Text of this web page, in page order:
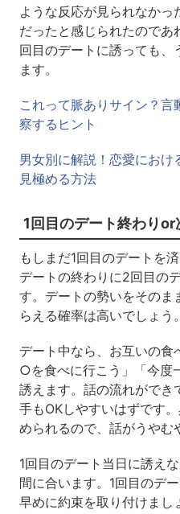
ような反応が見られなかっ
だったと感じられたので
回目のデートに誘っても、
ます。
これって脈ありサイン？
察するヒント
男女別に解説！恋愛におけ
見極める方法
1回目のデート終わりor
もしまだ1回目のデートを
デートの終わりに2回目の
す。デートの勢いをそのま
らえる確率は高いでしょう。
デート中なら、お互いの
○を食べに行こう」「今
誘えます。話の流れができ
手もOKしやすいはずです
められるので、話がうやむ
1回目のデート当日に誘え
間に合います。1回目のデ
早めに約束を取り付けまし